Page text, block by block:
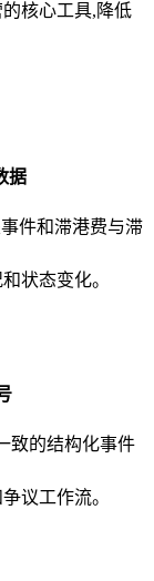
核心工具,降低
据
件和滞港费与滞
状态变化。
致的结构化事件
议工作流。